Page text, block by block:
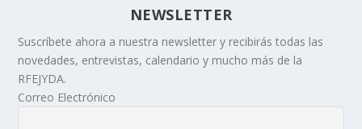
NEWSLETTER
Suscríbete ahora a nuestra newsletter y recibirás todas las
novedades, entrevistas, calendario y mucho más de la
RFEJYDA.
Correo Electrónico